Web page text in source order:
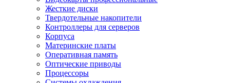
Жесткие диски
Твердотельные накопители
Контроллеры для серверов
Корпуса
Материнские платы
Оперативная память
Оптические приводы
Процессоры